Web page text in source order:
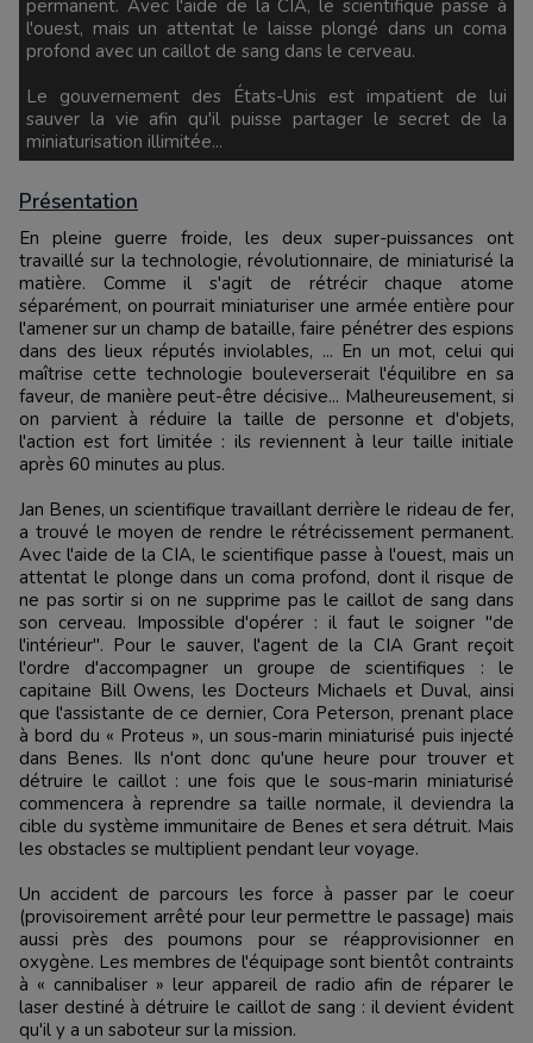
permanent. Avec l'aide de la CIA, le scientifique passe à
l'ouest, mais un attentat le laisse plongé dans un coma
profond avec un caillot de sang dans le cerveau.
Le gouvernement des États-Unis est impatient de lui
sauver la vie afin qu'il puisse partager le secret de la
miniaturisation illimitée...
Présentation
En pleine guerre froide, les deux super-puissances ont
travaillé sur la technologie, révolutionnaire, de miniaturisé la
matière. Comme il s'agit de rétrécir chaque atome
séparément, on pourrait miniaturiser une armée entière pour
l'amener sur un champ de bataille, faire pénétrer des espions
dans des lieux réputés inviolables, ... En un mot, celui qui
maîtrise cette technologie bouleverserait l'équilibre en sa
faveur, de manière peut-être décisive... Malheureusement, si
on parvient à réduire la taille de personne et d'objets,
l'action est fort limitée : ils reviennent à leur taille initiale
après 60 minutes au plus.
Jan Benes, un scientifique travaillant derrière le rideau de fer,
a trouvé le moyen de rendre le rétrécissement permanent.
Avec l'aide de la CIA, le scientifique passe à l'ouest, mais un
attentat le plonge dans un coma profond, dont il risque de
ne pas sortir si on ne supprime pas le caillot de sang dans
son cerveau. Impossible d'opérer : il faut le soigner "de
l'intérieur". Pour le sauver, l'agent de la CIA Grant reçoit
l'ordre d'accompagner un groupe de scientifiques : le
capitaine Bill Owens, les Docteurs Michaels et Duval, ainsi
que l'assistante de ce dernier, Cora Peterson, prenant place
à bord du « Proteus », un sous-marin miniaturisé puis injecté
dans Benes. Ils n'ont donc qu'une heure pour trouver et
détruire le caillot : une fois que le sous-marin miniaturisé
commencera à reprendre sa taille normale, il deviendra la
cible du système immunitaire de Benes et sera détruit. Mais
les obstacles se multiplient pendant leur voyage.
Un accident de parcours les force à passer par le coeur
(provisoirement arrêté pour leur permettre le passage) mais
aussi près des poumons pour se réapprovisionner en
oxygène. Les membres de l'équipage sont bientôt contraints
à « cannibaliser » leur appareil de radio afin de réparer le
laser destiné à détruire le caillot de sang : il devient évident
qu'il y a un saboteur sur la mission.